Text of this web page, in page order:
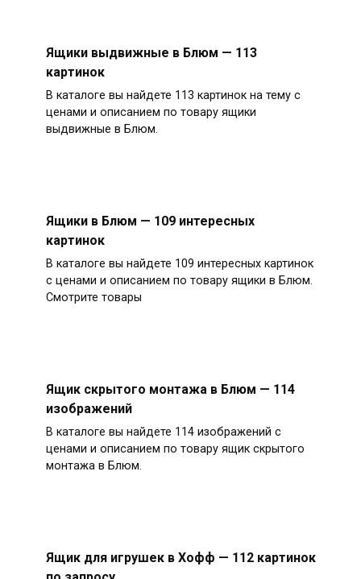
Ящики выдвижные в Блюм — 113
картинок
В каталоге вы найдете 113 картинок на тему с
ценами и описанием по товару ящики
выдвижные в Блюм.
Ящики в Блюм — 109 интересных
картинок
В каталоге вы найдете 109 интересных картинок
с ценами и описанием по товару ящики в Блюм.
Смотрите товары
Ящик скрытого монтажа в Блюм — 114
изображений
В каталоге вы найдете 114 изображений с
ценами и описанием по товару ящик скрытого
монтажа в Блюм.
Ящик для игрушек в Хофф — 112 картинок